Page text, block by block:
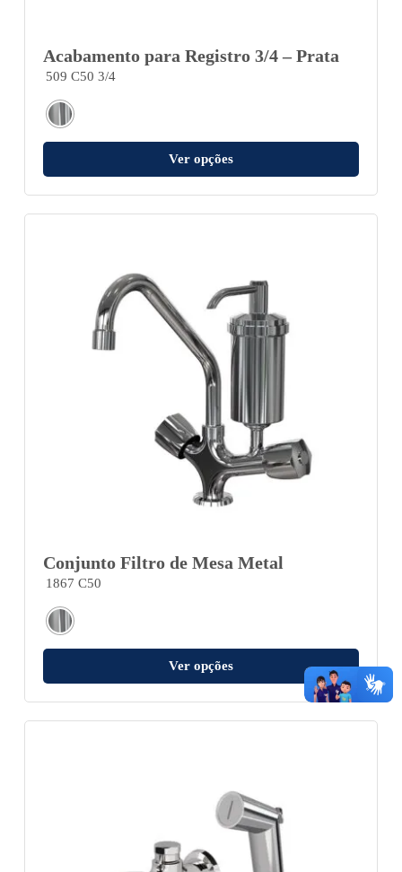
Acabamento para Registro 3/4 – Prata
509 C50 3/4
Ver opções
Conjunto Filtro de Mesa Metal
1867 C50
Ver opções